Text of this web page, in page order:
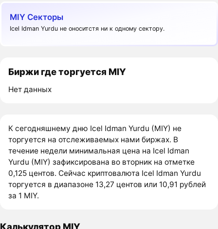
MIY Секторы
Icel Idman Yurdu не оноситстя ни к одному сектору.
Биржи где торгуется MIY
Нет данных
К сегодняшнему дню Icel Idman Yurdu (MIY) не
торгуется на отслеживаемых нами биржах. В
течение недели минимальная цена на Icel Idman
Yurdu (MIY) зафиксирована во вторник на отметке
0,125 центов. Сейчас криптовалюта Icel Idman Yurdu
торгуется в диапазоне 13,27 центов или 10,91 рублей
за 1 MIY.
Калькулятор MIY